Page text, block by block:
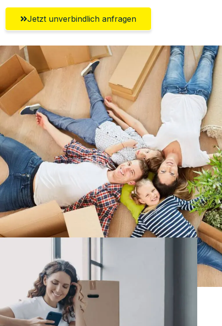
Jetzt unverbindlich anfragen